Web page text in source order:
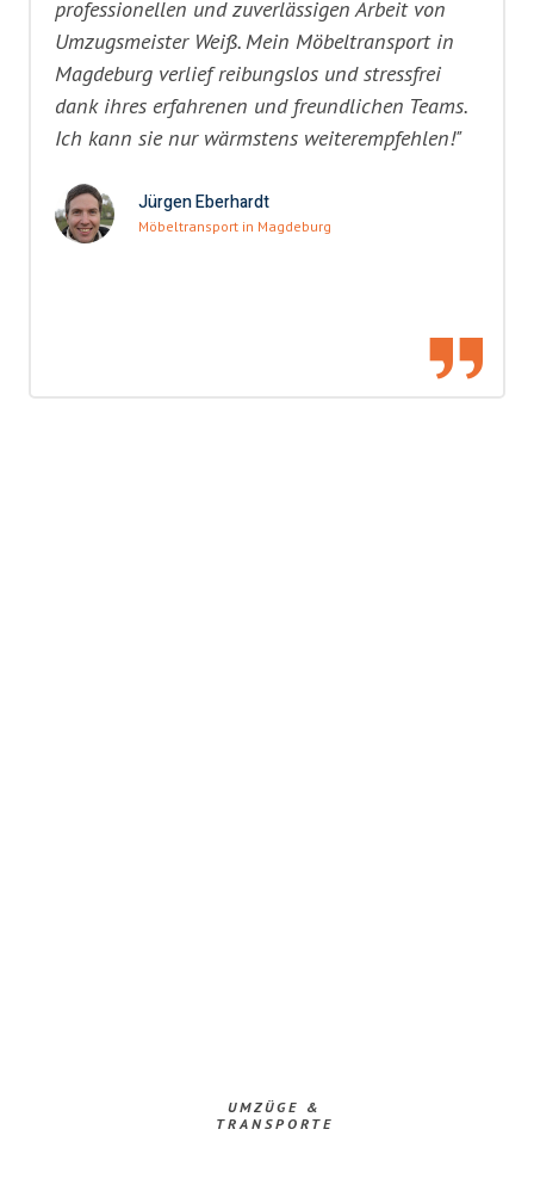
professionellen und zuverlässigen Arbeit von
Umzugsmeister Weiß. Mein Möbeltransport in
Magdeburg verlief reibungslos und stressfrei
dank ihres erfahrenen und freundlichen Teams.
Ich kann sie nur wärmstens weiterempfehlen!"
Jürgen Eberhardt
Möbeltransport in Magdeburg
UMZÜGE &
TRANSPORTE